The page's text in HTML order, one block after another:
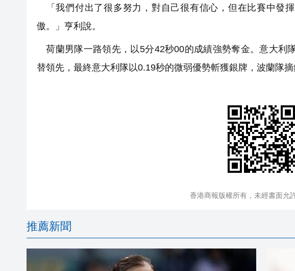
「我們付出了很多努力，對自己很有信心，但在比賽中發
傲。」亨利說。
荷蘭男隊一路領先，以5分42秒00的成績強勢奪金。意大利
替領先，最終意大利隊以0.19秒的微弱優勢斬獲銀牌，波蘭隊摘
香港商報版權所有，未經書面允
推薦新聞